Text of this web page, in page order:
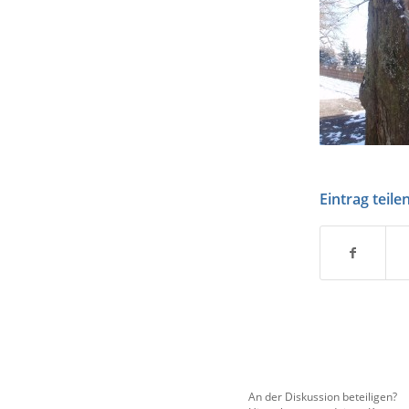
Eintrag
An der Diskussion beteiligen?